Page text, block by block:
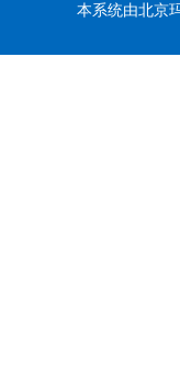
本系统由北京